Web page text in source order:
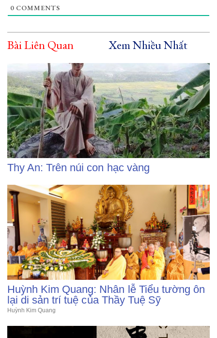
0 COMMENTS
Bài Liên Quan Xem Nhiều Nhất
Thy An: Trên núi con hạc vàng
Huỳnh Kim Quang: Nhân lễ Tiểu tường ôn
lại di sản trí tuệ của Thầy Tuệ Sỹ
Huỳnh Kim Quang